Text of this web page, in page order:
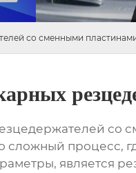
со сменными
со
сложный
является